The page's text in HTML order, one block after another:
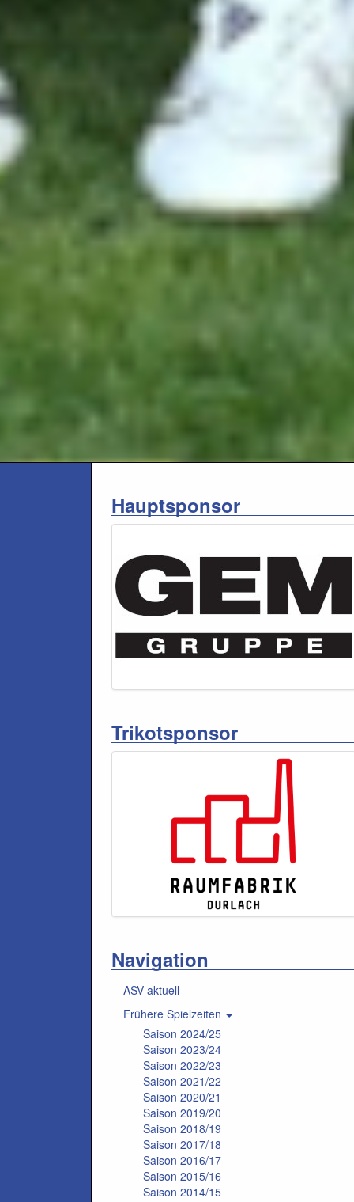
Hauptsponsor
Trikotsponsor
Navigation
ASV aktuell
Frühere Spielzeiten
Saison 2024/25
Saison 2023/24
Saison 2022/23
Saison 2021/22
Saison 2020/21
Saison 2019/20
Saison 2018/19
Saison 2017/18
Saison 2016/17
Saison 2015/16
Saison 2014/15